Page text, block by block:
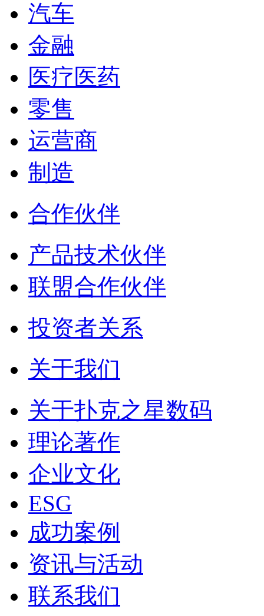
汽车
金融
医疗医药
零售
运营商
制造
合作伙伴
产品技术伙伴
联盟合作伙伴
投资者关系
关于我们
关于扑克之星数码
理论著作
企业文化
ESG
成功案例
资讯与活动
联系我们